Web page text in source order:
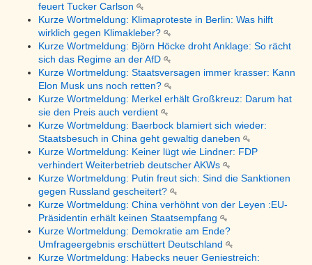
feuert Tucker Carlson
Kurze Wortmeldung: Klimaproteste in Berlin: Was hilft
wirklich gegen Klimakleber?
Kurze Wortmeldung: Björn Höcke droht Anklage: So rächt
sich das Regime an der AfD
Kurze Wortmeldung: Staatsversagen immer krasser: Kann
Elon Musk uns noch retten?
Kurze Wortmeldung: Merkel erhält Großkreuz: Darum hat
sie den Preis auch verdient
Kurze Wortmeldung: Baerbock blamiert sich wieder:
Staatsbesuch in China geht gewaltig daneben
Kurze Wortmeldung: Keiner lügt wie Lindner: FDP
verhindert Weiterbetrieb deutscher AKWs
Kurze Wortmeldung: Putin freut sich: Sind die Sanktionen
gegen Russland gescheitert?
Kurze Wortmeldung: China verhöhnt von der Leyen :EU-
Präsidentin erhält keinen Staatsempfang
Kurze Wortmeldung: Demokratie am Ende?
Umfrageergebnis erschüttert Deutschland
Kurze Wortmeldung: Habecks neuer Geniestreich: